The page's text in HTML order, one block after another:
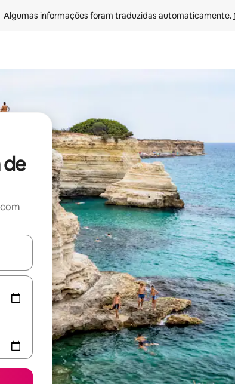
Algumas informações foram traduzidas automaticamente.
os usando as seta para cima e para baixo do